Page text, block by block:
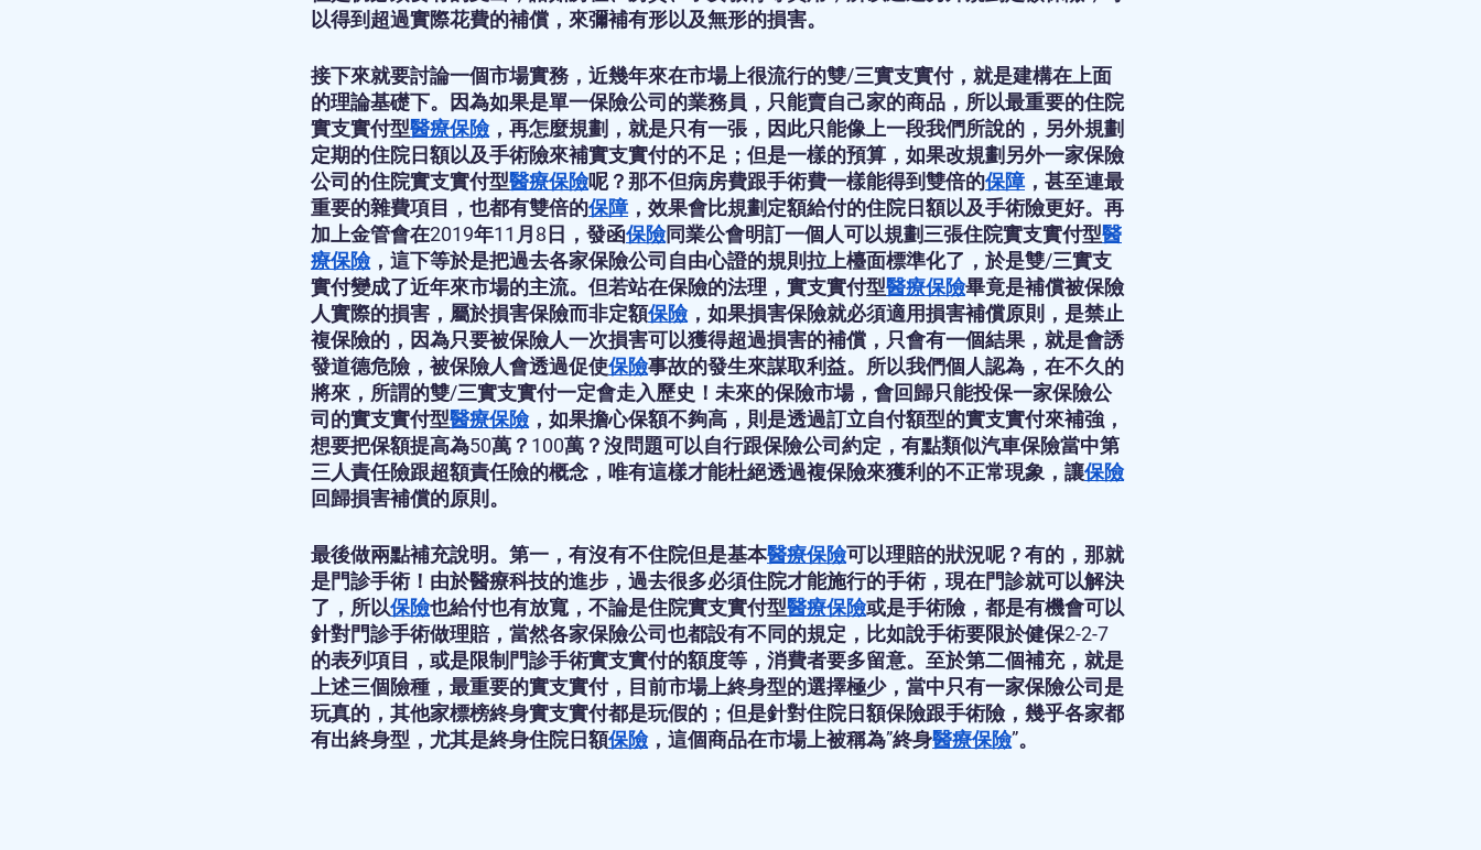
以得到超過實際花費的補償，來彌補有形以及無形的損害。
接下來就要討論一個市場實務，近幾年來在市場上很流行的雙/三實支實付，就是建構在上面
的理論基礎下。因為如果是單一保險公司的業務員，只能賣自己家的商品，所以最重要的住院
實支實付型醫療保險，再怎麼規劃，就是只有一張，因此只能像上一段我們所說的，另外規劃
定期的住院日額以及手術險來補實支實付的不足；但是一樣的預算，如果改規劃另外一家保險
公司的住院實支實付型醫療保險呢？那不但病房費跟手術費一樣能得到雙倍的保障，甚至連最
重要的雜費項目，也都有雙倍的保障，效果會比規劃定額給付的住院日額以及手術險更好。再
加上金管會在2019年11月8日，發函保險同業公會明訂一個人可以規劃三張住院實支實付型醫
療保險，這下等於是把過去各家保險公司自由心證的規則拉上檯面標準化了，於是雙/三實支
實付變成了近年來市場的主流。但若站在保險的法理，實支實付型醫療保險畢竟是補償被保險
人實際的損害，屬於損害保險而非定額保險，如果損害保險就必須適用損害補償原則，是禁止
複保險的，因為只要被保險人一次損害可以獲得超過損害的補償，只會有一個結果，就是會誘
發道德危險，被保險人會透過促使保險事故的發生來謀取利益。所以我們個人認為，在不久的
將來，所謂的雙/三實支實付一定會走入歷史！未來的保險市場，會回歸只能投保一家保險公
司的實支實付型醫療保險，如果擔心保額不夠高，則是透過訂立自付額型的實支實付來補強，
想要把保額提高為50萬？100萬？沒問題可以自行跟保險公司約定，有點類似汽車保險當中第
三人責任險跟超額責任險的概念，唯有這樣才能杜絕透過複保險來獲利的不正常現象，讓保險
回歸損害補償的原則。
最後做兩點補充說明。第一，有沒有不住院但是基本醫療保險可以理賠的狀況呢？有的，那就
是門診手術！由於醫療科技的進步，過去很多必須住院才能施行的手術，現在門診就可以解決
了，所以保險也給付也有放寬，不論是住院實支實付型醫療保險或是手術險，都是有機會可以
針對門診手術做理賠，當然各家保險公司也都設有不同的規定，比如說手術要限於健保2-2-7
的表列項目，或是限制門診手術實支實付的額度等，消費者要多留意。至於第二個補充，就是
上述三個險種，最重要的實支實付，目前市場上終身型的選擇極少，當中只有一家保險公司是
玩真的，其他家標榜終身實支實付都是玩假的；但是針對住院日額保險跟手術險，幾乎各家都
有出終身型，尤其是終身住院日額保險，這個商品在市場上被稱為”終身醫療保險”。